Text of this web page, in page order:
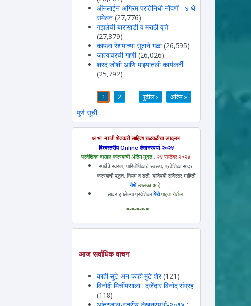
ऑनलाईन अग्रिम प्रतिनिधी नोंदणी : ४ थे
संमेलन (27,776)
गझलेची बाराखडी व मराठी वृत्ते
(27,379)
कापला रेशमाच्या सुताने गळा (26,595)
जात्यावरची गाणी (26,026)
शरद जोशी आणि माझ्यातली कार्यकर्ती
(25,792)
1 2 … पुढील › अंतिम »
पुर्ण सूची
अ.भा. मराठी शेतकरी साहित्य चळवळीचा उपक्रम
विश्वस्तरीय Online लेखनस्पर्धा-२०२४
प्रवेशिका दाखल करण्याची अंतिम मुदत : २४ सप्टेंबर २०२४
स्पर्धेचे स्वरूप, पारितोषिकाचे स्वरूप, प्रवेशिका सादर
करण्याची पद्धत, नियम व शर्ती, याविषयी सविस्तर माहिती
येथेउपलब्ध आहे.
सादर झालेल्या प्रवेशिकायेथेपाहता येतील.
=-=-=-=-=
आज सर्वाधिक वाचन
काही सुटे अन काही मुटे शेर (121)
विनोदी मिर्चीमसाला : दर्जेदार विनोद संग्रह
(118)